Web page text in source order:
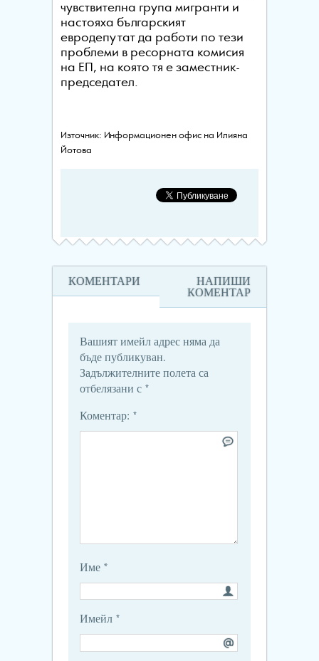
чувствителна група мигранти и
настояха българският
евродепутат да работи по тези
проблеми в ресорната комисия
на ЕП, на която тя е заместник-
председател.
Източник: Информационен офис на Илияна
Йотова
КОМЕНТАРИ
НАПИШИ
КОМЕНТАР
Вашият имейл адрес няма да
бъде публикуван.
Задължителните полета са
отбелязани с *
Коментар: *
Име *
Имейл *